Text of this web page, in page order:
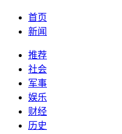
首页
新闻
推荐
社会
军事
娱乐
财经
历史